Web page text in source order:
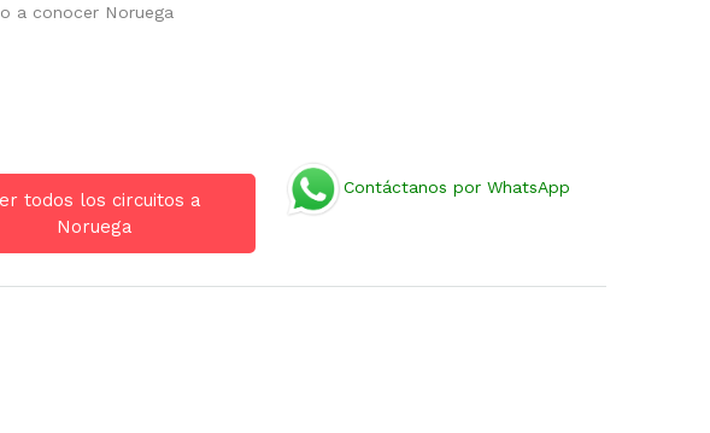
a conocer Noruega
todos los circuitos a
Noruega
Contáctanos por WhatsApp